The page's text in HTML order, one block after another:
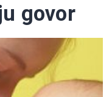
govor